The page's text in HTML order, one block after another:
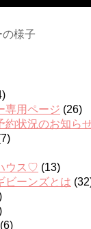
様子
専用ページ (26)
約状況のお知ら
ウス♡ (13)
ビーンズとは
(6)